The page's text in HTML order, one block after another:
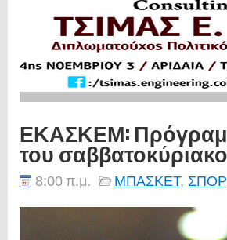
ΕΚΑΣΚΕΜ:
του
8:00 π.μ. ΜΠΑΣΚΕΤ, ΣΠΟΡ